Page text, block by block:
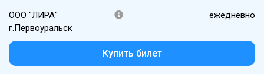
ООО "ЛИРА"
г.Первоуральск
ежедневно
Купить билет